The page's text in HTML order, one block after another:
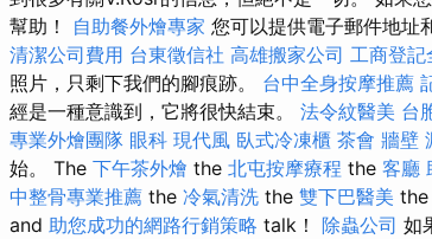
幫助！ 自助餐外燴專家 您可以提供電子郵件地址
清潔公司費用 台東徵信社 高雄搬家公司 工商登記
照片，只剩下我們的腳痕跡。 台中全身按摩推薦
經是一種意識到，它將很快結束。 法令紋醫美 台
專業外燴團隊 眼科 現代風 臥式冷凍櫃 茶會 牆壁
始。 The 下午茶外燴 the 北屯按摩療程 the 客廳
中整骨專業推薦 the 冷氣清洗 the 雙下巴醫美 the
and 助您成功的網路行銷策略 talk！ 除蟲公司 如